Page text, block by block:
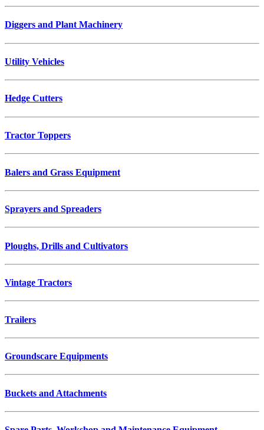
Diggers and Plant Machinery
Utility Vehicles
Hedge Cutters
Tractor Toppers
Balers and Grass Equipment
Sprayers and Spreaders
Ploughs, Drills and Cultivators
Vintage Tractors
Trailers
Groundscare Equipments
Buckets and Attachments